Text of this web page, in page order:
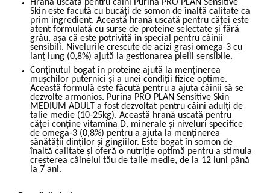
Hrana uscată pentru câini Purina PRO PLAN Sensitive
Skin este facută cu bucăți de somon de înaltă calitate ca
prim ingredient. Această hrană uscată pentru căței este
atent formulată cu surse de proteine selectate și fără
grâu, așa că este potrivită în special pentru câinii
sensibili. Nivelurile crescute de acizi grași omega-3 cu
lanț lung (0,8%) ajută la gestionarea pielii sensibile.
Conținutul bogat în proteine ajută la menținerea
mușchilor puternici și a unei condiții fizice optime.
Această formulă este făcută pentru a ajuta câinii să se
dezvolte armonios. Purina PRO PLAN Sensitive Skin
MEDIUM ADULT a fost dezvoltat pentru câini adulți de
talie medie (10-25kg). Această hrană uscată pentru
căței conține vitamina D, minerale și niveluri specifice
de omega-3 (0,8%) pentru a ajuta la menținerea
sănătății dinților și gingiilor. Este bogat în somon de
înaltă calitate și oferă o nutriție optimă pentru a stimula
creșterea câinelui tău de talie medie, de la 12 luni până
la 7 ani.